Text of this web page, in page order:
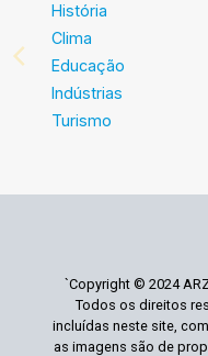
História
Clima
Educação
Indústrias
Turismo
`Copyright © 2024
Todos os direitos
incluídas neste site,
as imagens são de